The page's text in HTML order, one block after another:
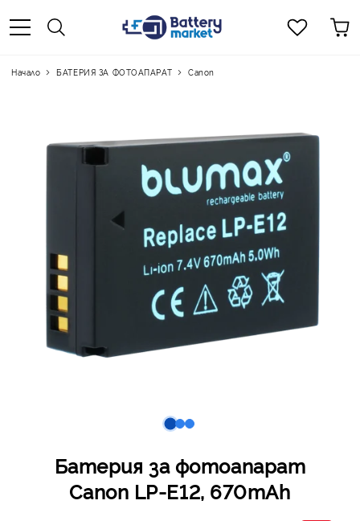
Начало БАТЕРИЯ ЗА ФОТОАПАРАТ Canon
Батерия за фотоапарат
Canon LP-E12, 670mAh